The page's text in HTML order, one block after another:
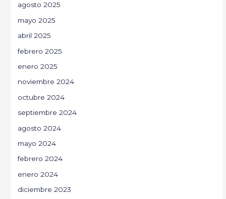
agosto 2025
mayo 2025
abril 2025
febrero 2025
enero 2025
noviembre 2024
octubre 2024
septiembre 2024
agosto 2024
mayo 2024
febrero 2024
enero 2024
diciembre 2023